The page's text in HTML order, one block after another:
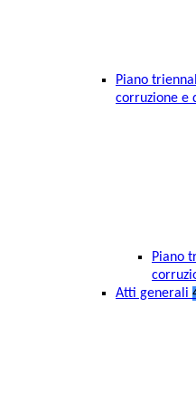
Piano
corruzione e
Piano
Atti generali